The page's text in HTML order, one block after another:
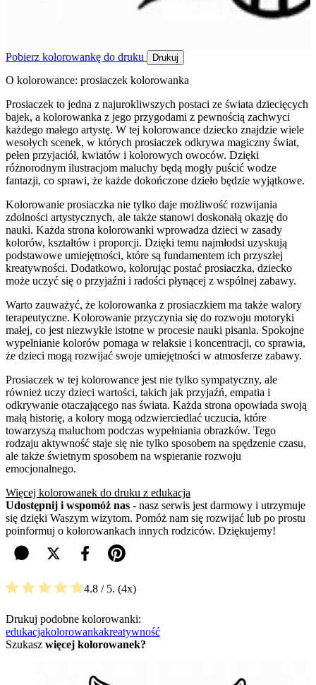
Pobierz kolorowankę do druku Drukuj
O kolorowance: prosiaczek kolorowanka
Prosiaczek to jedna z najurokliwszych postaci ze świata dziecięcych
bajek, a kolorowanka z jego przygodami z pewnością zachwyci
każdego małego artystę. W tej kolorowance dziecko znajdzie wiele
wesołych scenek, w których prosiaczek odkrywa magiczny świat,
pełen przyjaciół, kwiatów i kolorowych owoców. Dzięki
różnorodnym ilustracjom maluchy będą mogły puścić wodze
fantazji, co sprawi, że każde dokończone dzieło będzie wyjątkowe.
Kolorowanie prosiaczka nie tylko daje możliwość rozwijania
zdolności artystycznych, ale także stanowi doskonałą okazję do
nauki. Każda strona kolorowanki wprowadza dzieci w zasady
kolorów, kształtów i proporcji. Dzięki temu najmłodsi uzyskują
podstawowe umiejętności, które są fundamentem ich przyszłej
kreatywności. Dodatkowo, kolorując postać prosiaczka, dziecko
może uczyć się o przyjaźni i radości płynącej z wspólnej zabawy.
Warto zauważyć, że kolorowanka z prosiaczkiem ma także walory
terapeutyczne. Kolorowanie przyczynia się do rozwoju motoryki
małej, co jest niezwykle istotne w procesie nauki pisania. Spokojne
wypełnianie kolorów pomaga w relaksie i koncentracji, co sprawia,
że dzieci mogą rozwijać swoje umiejętności w atmosferze zabawy.
Prosiaczek w tej kolorowance jest nie tylko sympatyczny, ale
również uczy dzieci wartości, takich jak przyjaźń, empatia i
odkrywanie otaczającego nas świata. Każda strona opowiada swoją
małą historię, a kolory mogą odzwierciedlać uczucia, które
towarzyszą maluchom podczas wypełniania obrazków. Tego
rodzaju aktywność staje się nie tylko sposobem na spędzenie czasu,
ale także świetnym sposobem na wspieranie rozwoju
emocjonalnego.
Więcej kolorowanek do druku z edukacja
Udostępnij i wspomóż nas - nasz serwis jest darmowy i utrzymuje
się dzięki Waszym wizytom. Pomóż nam się rozwijać lub po prostu
poinformuj o kolorowankach innych rodziców. Dziękujemy!
4.8 / 5. 4
Drukuj podobne kolorowanki:
edukacjakolorowankakreatywność
Szukasz więcej kolorowanek?